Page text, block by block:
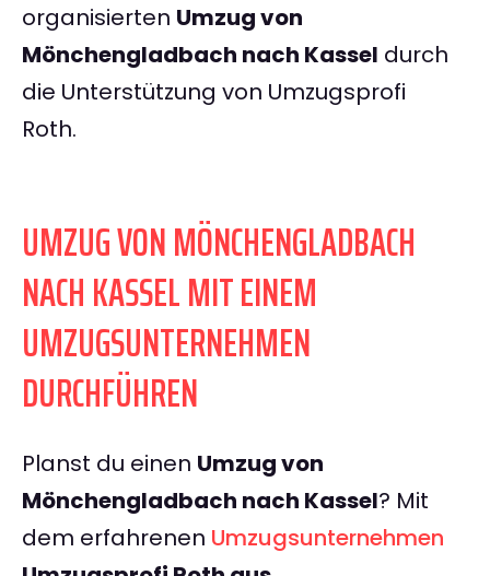
organisierten Umzug von
Mönchengladbach nach Kassel durch
die Unterstützung von Umzugsprofi
Roth.
UMZUG VON MÖNCHENGLADBACH
NACH KASSEL MIT EINEM
UMZUGSUNTERNEHMEN
DURCHFÜHREN
Planst du einen Umzug von
Mönchengladbach nach Kassel? Mit
dem erfahrenen Umzugsunternehmen